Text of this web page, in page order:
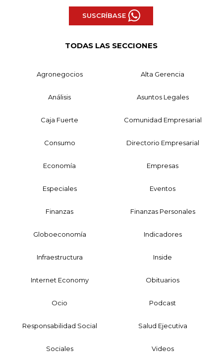
SUSCRÍBASE
TODAS LAS SECCIONES
Agronegocios Alta Gerencia
Análisis Asuntos Legales
Caja Fuerte Comunidad Empresarial
Consumo Directorio Empresarial
Economía Empresas
Especiales Eventos
Finanzas Finanzas Personales
Globoeconomía Indicadores
Infraestructura Inside
Internet Economy Obituarios
Ocio Podcast
Responsabilidad Social Salud Ejecutiva
Sociales Videos